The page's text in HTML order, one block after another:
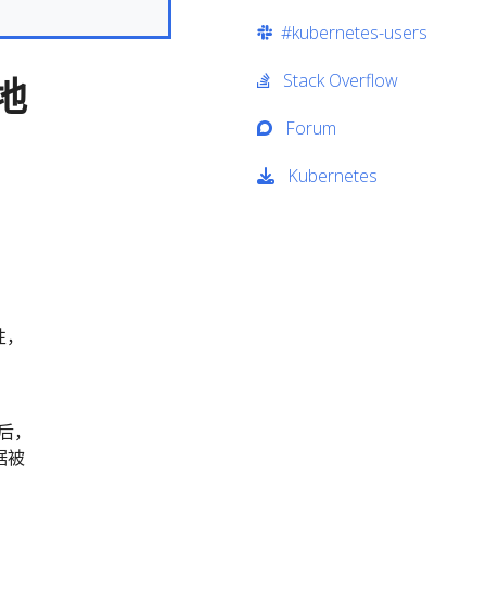
，
被
#kubernetes-users
Stack Overflow
Forum
Kubernetes